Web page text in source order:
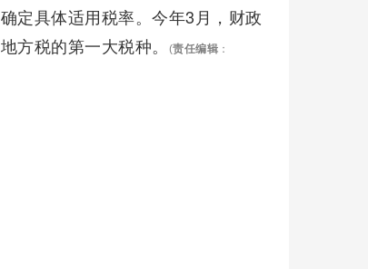
定具体适用税率。今年3月，财政
方税的第一大税种。
(责任编辑 ：